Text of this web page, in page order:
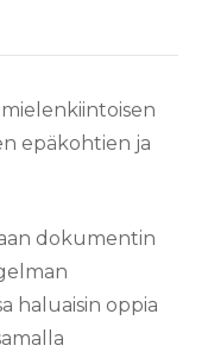
epäkohtien ja
dokumentin
haluaisin oppia